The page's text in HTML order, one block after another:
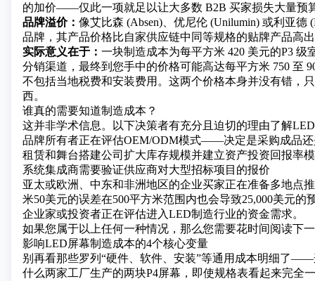
的加价——仅此一项就足以让大多数 B2B 买家损失大量预
品牌溢价： 像艾比森 (Absen)、优尼伦 (Unilumin) 或利亚德
品牌，其产品价格比自家供应链中同等规格的贴牌产品高出
实际意义在于： 一块制造成本为每平方米 420 美元的P3 级
分销渠道，最终到您手中的价格可能高达每平方米 750 至
不包括当地税费和安装费用。这两个价格本身并没有错，
西。
谁真的需要知道制造成本？
这并非学术信息。以下决策者有充分且迫切的理由了解
品牌所有者正在评估OEM/ODM模式——决定是采购成品
租赁和舞台搭建公司扩大库存规模并建立资产投资回报率
系统集成商需要验证供应商对大型招标项目的报价
亚太或欧洲、中东和非洲地区的企业买家正在准备多地点
米50美元的误差在500平方米范围内也会导致25,000美元的
企业家或投资者正在评估进入LED制造行业的资金需求。
如果您属于以上任何一种情况，那么您需要花时间阅读下
影响LED屏幕制造成本的4个核心变量
别再看那些罗列“硬件、软件、安装”等通用成本明细了
什么两家工厂生产的两块P4屏幕，即使规格表看起来完全